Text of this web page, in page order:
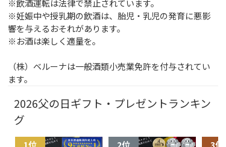
※飲酒運転は法律で禁止されています。
※妊娠中や授乳期の飲酒は、胎児・乳児の発育に悪影
響を与えるおそれがあります。
※お酒は楽しく適量を。
（株）ベルーナは一般酒類小売業免許を付与されてい
ます。
2026父の日ギフト・プレゼントランキン
グ